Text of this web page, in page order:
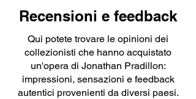
Recensioni e feedback
Qui potete trovare le opinioni dei
collezionisti che hanno acquistato
un'opera di Jonathan Pradillon:
impressioni, sensazioni e feedback
autentici provenienti da diversi paesi.